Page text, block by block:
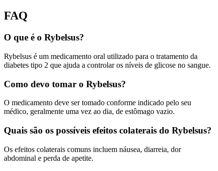
FAQ
O que é o Rybelsus?
Rybelsus é um medicamento oral utilizado para o tratamento da
diabetes tipo 2 que ajuda a controlar os níveis de glicose no sangue.
Como devo tomar o Rybelsus?
O medicamento deve ser tomado conforme indicado pelo seu
médico, geralmente uma vez ao dia, de estômago vazio.
Quais são os possíveis efeitos colaterais do Rybelsus?
Os efeitos colaterais comuns incluem náusea, diarreia, dor
abdominal e perda de apetite.